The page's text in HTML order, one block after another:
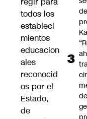
todos los
estableci
mientos
educacion
ales
reconocid
os por el
Estado,
de
de